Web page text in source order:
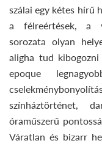
szálai egy kétes hírű
a félreértések, a
sorozata olyan
aligha tud
epoque
színháztörténet,
óraműszerű
Váratlan és bizarr